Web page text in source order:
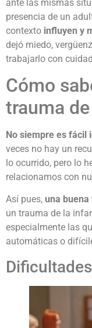
ante las mismas
presencia de un
contexto influyen y
dejó miedo,
trabajarlo con
Cómo
trauma
No siempre es fácil
veces no hay un
lo ocurrido, pero lo
relacionamos con
Así pues, una
un trauma de la
especialmente las
automáticas o